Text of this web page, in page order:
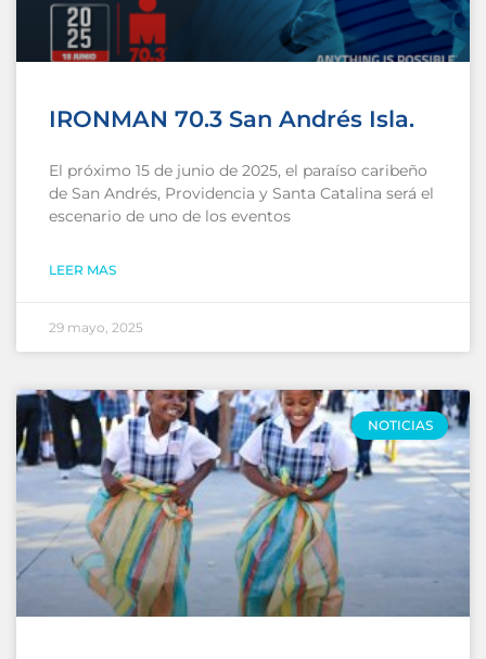
IRONMAN 70.3 San Andrés Isla.
El próximo 15 de junio de 2025, el paraíso caribeño
de San Andrés, Providencia y Santa Catalina será el
escenario de uno de los eventos
LEER MAS
29 mayo, 2025
NOTICIAS